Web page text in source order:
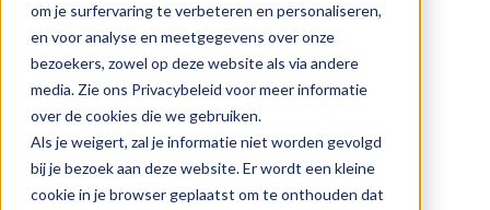
om je surfervaring te verbeteren en personaliseren,
en voor analyse en meetgegevens over onze
bezoekers, zowel op deze website als via andere
media. Zie ons Privacybeleid voor meer informatie
over de cookies die we gebruiken.
Als je weigert, zal je informatie niet worden gevolgd
bij je bezoek aan deze website. Er wordt een kleine
cookie in je browser geplaatst om te onthouden dat
Wat is
underwriting?
← Terug naar FAQ